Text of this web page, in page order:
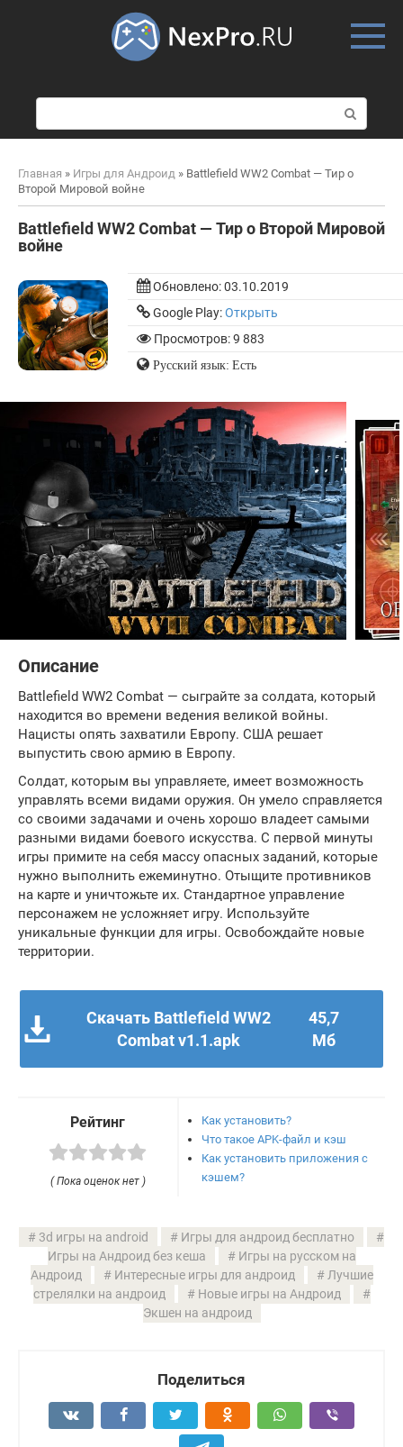
о
и
к
Главная » Игры для Андроид » Battlefield WW2 Combat — Тир о
Второй Мировой войне
Battlefield WW2 Combat — Тир о Второй Мировой
войне
Обновлено:03.10.2019
Google Play:Открыть
Просмотров: 9 883
Русский язык: Есть
Описание
Battlefield WW2 Combat — сыграйте за солдата, который
находится во времени ведения великой войны.
Нацисты опять захватили Европу. США решает
выпустить свою армию в Европу.
Солдат, которым вы управляете, имеет возможность
управлять всеми видами оружия. Он умело справляется
со своими задачами и очень хорошо владеет самыми
разными видами боевого искусства. С первой минуты
игры примите на себя массу опасных заданий, которые
нужно выполнить ежеминутно. Отыщите противников
на карте и уничтожьте их. Стандартное управление
персонажем не усложняет игру. Используйте
уникальные функции для игры. Освобождайте новые
территории.
Скачать Battlefield WW2
Combat v1.1.apk
45,7
Мб
Рейтинг
( Пока оценок нет )
Как установить?
Что такое APK-файл и кэш
Как установить приложения с
кэшем?
3d игры на android
Игры для андроид бесплатно
Игры на Андроид без кеша
Игры на русском на
Андроид
Интересные игры для андроид
Лучшие
стрелялки на андроид
Новые игры на Андроид
Экшен на андроид
Поделиться